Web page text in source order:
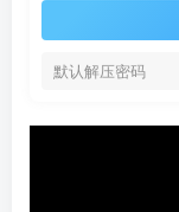
默认解压密码